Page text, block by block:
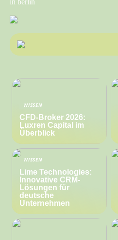
in berlin
WISSEN
CFD-Broker 2026:
Luxren Capital im
Überblick
WISSEN
Lime Technologies:
Innovative CRM-
Lösungen für
deutsche
Unternehmen